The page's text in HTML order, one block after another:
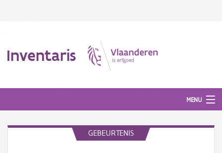
Inventaris
MENU
GEBEURTENIS